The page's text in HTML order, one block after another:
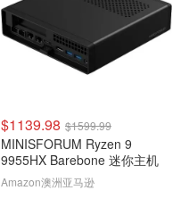
$1139.98 $1599.99
MINISFORUM Ryzen 9
9955HX Barebone 迷你主机
Amazon澳洲亚马逊